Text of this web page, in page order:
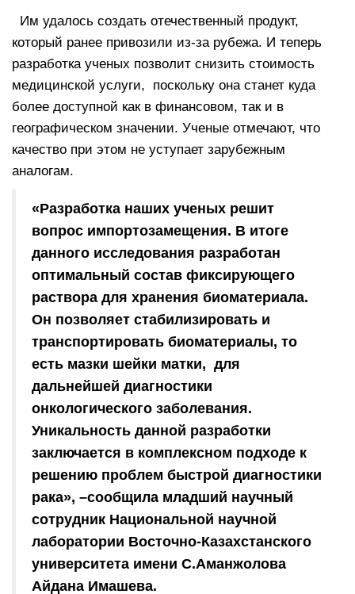
Им удалось создать отечественный продукт,
который ранее привозили из-за рубежа. И теперь
разработка ученых позволит снизить стоимость
медицинской услуги, поскольку она станет куда
более доступной как в финансовом, так и в
географическом значении. Ученые отмечают, что
качество при этом не уступает зарубежным
аналогам.
«Разработка наших ученых решит
вопрос импортозамещения. В итоге
данного исследования разработан
оптимальный состав фиксирующего
раствора для хранения биоматериала.
Он позволяет стабилизировать и
транспортировать биоматериалы, то
есть мазки шейки матки, для
дальнейшей диагностики
онкологического заболевания.
Уникальность данной разработки
заключается в комплексном подходе к
решению проблем быстрой диагностики
рака», –сообщила младший научный
сотрудник Национальной научной
лаборатории Восточно-Казахстанского
университета имени С.Аманжолова
Айдана Имашева.